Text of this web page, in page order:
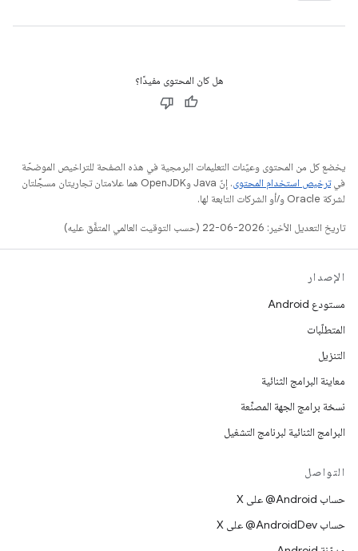
هل كان المحتوى مفيدًا؟
يخضع كل من المحتوى وعيّنات التعليمات البرمجية في هذه الصفحة للتراخيص الموضحّة
فيترخيص استخدام المحتوى
. إنّ Java وOpenJDK هما علامتان تجاريتان مسجَّلتان
لشركة Oracle و/أو الشركات التابعة لها.
تاريخ التعديل الأخير: 2026-06-22 (حسب التوقيت العالمي المتفَّق عليه)
الإصدار
مستودع Android
المتطلّبات
التنزيل
معاينة البرامج الثنائية
نسخة برامج الجهة المصنِّعة
البرامج الثنائية لبرنامج التشغيل
التواصل
حساب ‎@Android على X
حساب ‎@AndroidDev على X